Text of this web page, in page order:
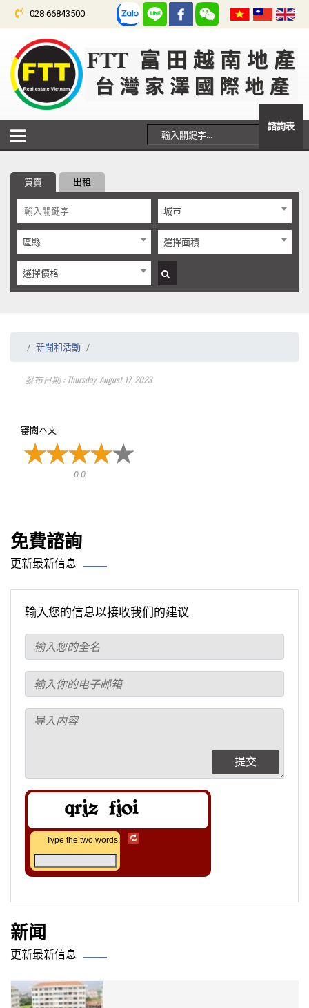
028 66843500
買賣 出租
城市
區縣 選擇面積
選擇價格
新聞和活動
發布日期 : Thursday, August 17, 2023
審閱本文
0 0
免費諮詢
更新最新信息
输入您的信息以接收我们的建议
提交
Type the two words:
新闻
更新最新信息
諮詢表